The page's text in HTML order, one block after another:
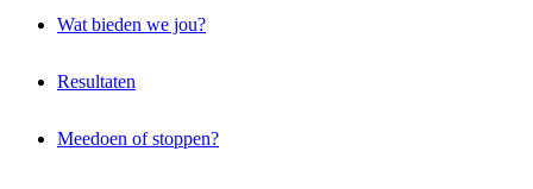
Wat bieden we jou?
Resultaten
Meedoen of stoppen?